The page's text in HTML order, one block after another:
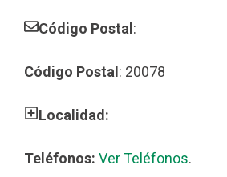
Código Postal:
Código Postal: 20078
Localidad:
Teléfonos: Ver Teléfonos.